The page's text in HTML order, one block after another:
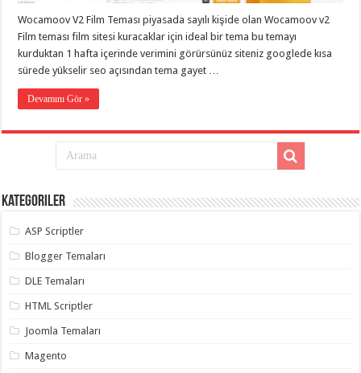
gaziantep
evden
taşımacılık,
gaziantep
taşımacılık,
evden
taşımacılık,
gaziantep
taşıma,
evden
taşımacılık,
gaziantep
organizasyon
gaziantep
organizasyon,
gaziantep
organizasyon
gaziantep
Wocamoov V2 Film Teması piyasada sayılı kişide olan Wocamoov v2
Film teması film sitesi kuracaklar için ideal bir tema bu temayı
kurduktan 1 hafta içerinde verimini görürsünüz siteniz googlede kısa
sürede yükselir seo açısından tema gayet …
Devamını Gör »
Kategoriler
ASP Scriptler
Blogger Temaları
DLE Temaları
HTML Scriptler
Joomla Temaları
Magento